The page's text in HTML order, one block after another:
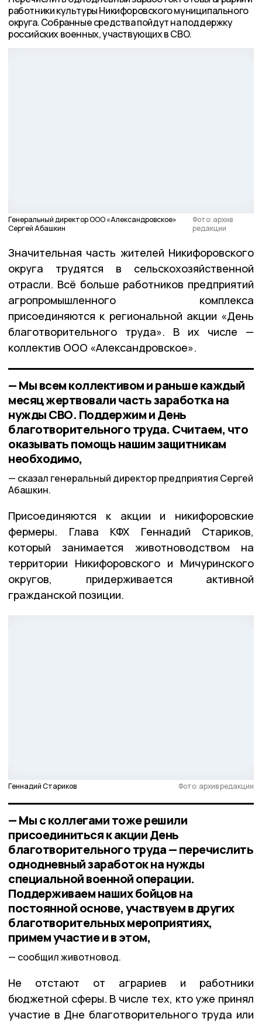
работники культуры Никифоровского муниципального
округа. Собранные средства пойдут на поддержку
российских военных, участвующих в СВО.
Генеральный директор ООО «Александровское»
Сергей Абашкин
Фото: архив
редакции
Значительная часть жителей Никифоровского
округа трудятся в сельскохозяйственной
отрасли. Всё больше работников предприятий
агропромышленного комплекса
присоединяются к региональной акции «День
благотворительного труда». В их числе —
коллектив ООО «Александровское».
— Мы всем коллективом и раньше каждый
месяц жертвовали часть заработка на
нужды СВО. Поддержим и День
благотворительного труда. Считаем, что
оказывать помощь нашим защитникам
необходимо,
сказал генеральный директор предприятия Сергей
Абашкин.
Присоединяются к акции и никифоровские
фермеры. Глава КФХ Геннадий Стариков,
который занимается животноводством на
территории Никифоровского и Мичуринского
округов, придерживается активной
гражданской позиции.
Геннадий Стариков Фото: архив редакции
— Мы с коллегами тоже решили
присоединиться к акции День
благотворительного труда — перечислить
однодневный заработок на нужды
специальной военной операции.
Поддерживаем наших бойцов на
постоянной основе, участвуем в других
благотворительных мероприятиях,
примем участие и в этом,
сообщил животновод.
Не отстают от аграриев и работники
бюджетной сферы. В числе тех, кто уже принял
участие в Дне благотворительного труда или